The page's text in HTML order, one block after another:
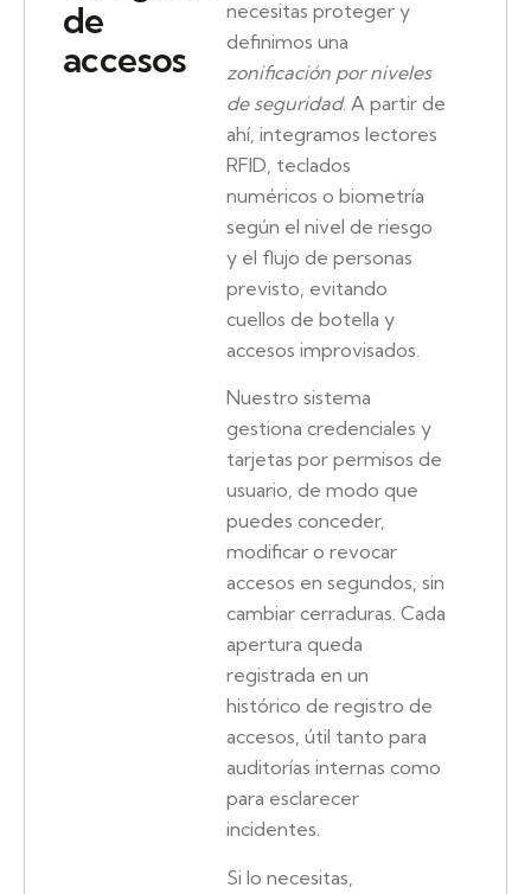
de
accesos
necesitas proteger y
definimos una
zonificación por niveles
de seguridad. A partir de
ahí, integramos lectores
RFID, teclados
numéricos o biometría
según el nivel de riesgo
y el flujo de personas
previsto, evitando
cuellos de botella y
accesos improvisados.
Nuestro sistema
gestiona credenciales y
tarjetas por permisos de
usuario, de modo que
puedes conceder,
modificar o revocar
accesos en segundos, sin
cambiar cerraduras. Cada
apertura queda
registrada en un
histórico de registro de
accesos, útil tanto para
auditorías internas como
para esclarecer
incidentes.
Si lo necesitas,